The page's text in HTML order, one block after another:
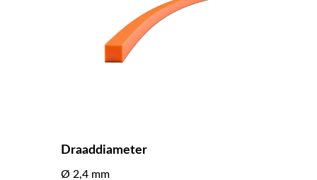
Draaddiameter
Ø 2,4 mm